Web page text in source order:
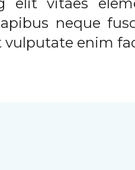
neque
vulputate enim